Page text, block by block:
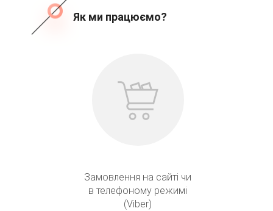
Як ми працюємо?
Замовлення на сайті чи
в телефоному режимі
(Viber)